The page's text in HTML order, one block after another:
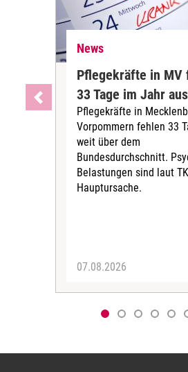
News
Pflegekräfte in MV
33 Tage im Jahr aus
Pflegekräfte in
Vorpommern fehlen 33
weit über dem
Bundesdurchschnitt.
Belastungen sind laut
Hauptursache.
07.08.2026